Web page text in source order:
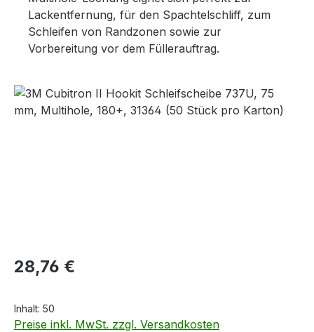
Lackentfernung, für den Spachtelschliff, zum
Schleifen von Randzonen sowie zur
Vorbereitung vor dem Füllerauftrag.
Bildergalerie überspringen
Regulärer Preis:
28,76 €
Inhalt: 50
Preise inkl. MwSt. zzgl. Versandkosten